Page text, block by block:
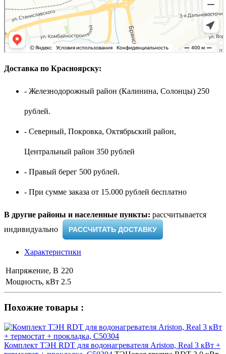
Доставка по Красноярску:
- Железнодорожный район (Калинина, Солонцы) 250
рублей.
- Северный, Покровка, Октябрьский район,
Центральный район 350 рублей
- Правый берег 500 рублей.
- При сумме заказа от 15.000 рублей бесплатно
В другие районы и населенные пункты: рассчитывается
индивидуально ​
РАССЧИТАТЬ ДОСТАВКУ
Характеристики
Напряжение, В 220
Мощность, кВт 2.5
Похожие товары :
Комплект ТЭН RDT для водонагревателя Ariston, Real 3 кВт +